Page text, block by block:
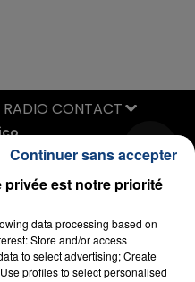
DERULO &
RADIO CONTACT
est notre priorité
data processing based on
Store and/or access
to select advertising; Create
profiles to select personalised
Continuer sans accepter